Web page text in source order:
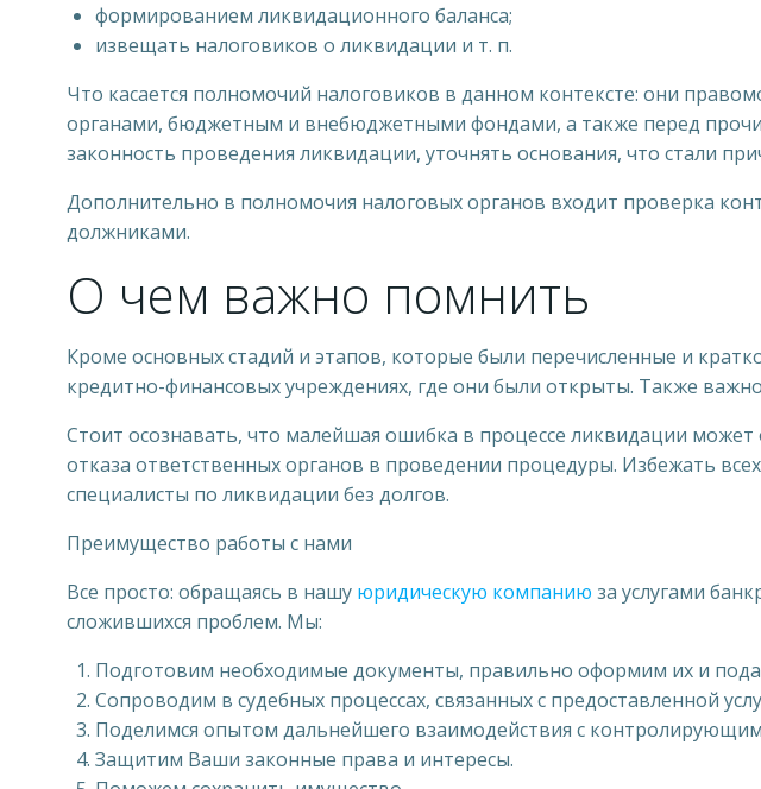
формированием ликвидационного баланса;
извещать налоговиков о ликвидации и т. п.
Что касается полномочий налоговиков в данном контексте: они
органами, бюджетным и внебюджетными фондами, а также перед
законность проведения ликвидации, уточнять основания, что стали
Дополнительно в полномочия налоговых органов входит проверка
должниками.
О чем важно помнить
Кроме основных стадий и этапов, которые были перечисленные и
кредитно-финансовых учреждениях, где они были открыты. Также
Стоит осознавать, что малейшая ошибка в процессе ликвидации
отказа ответственных органов в проведении процедуры. Избежать
специалисты по ликвидации без долгов.
Преимущество работы с нами
Все просто: обращаясь в нашу юридическую компанию за услугами
сложившихся проблем. Мы:
Подготовим необходимые документы, правильно оформим их и
Сопроводим в судебных процессах, связанных с предоставленной
Поделимся опытом дальнейшего взаимодействия с
Защитим Ваши законные права и интересы.